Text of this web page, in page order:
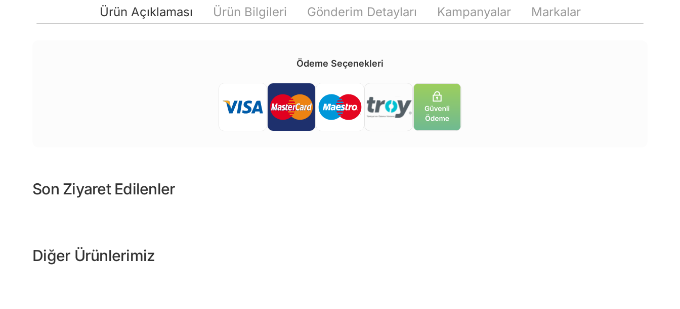
Ürün Açıklaması Ürün Bilgileri Gönderim Detayları Kampanyalar Markalar
Ödeme Seçenekleri
Son Ziyaret Edilenler
Diğer Ürünlerimiz